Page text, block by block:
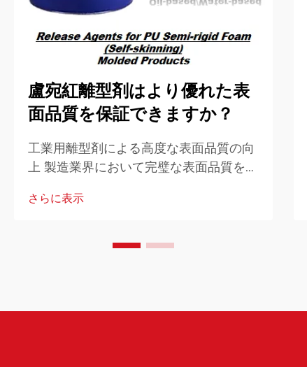
盧宛紅離型剤はより優れた表
面品質を保証できますか？
工業用離型剤による高度な表面品質の向
上 製造業界において完璧な表面品質を追
でした。離型剤は、滑らかで欠陥のない
を果たしています…
さらに表示